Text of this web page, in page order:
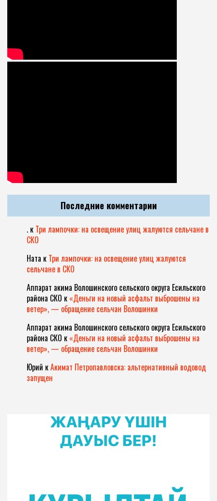
Последние комментарии
. к Три лампочки: на освещение улиц жалуются сельчане в
СКО
Ната к Три лампочки: на освещение улиц жалуются
сельчане в СКО
Аппарат акима Волошинского сельского округа Есильского
района СКО к «Деньги на новый асфальт выброшены на
ветер», — обращение сельчан Волошинки
Аппарат акима Волошинского сельского округа Есильского
района СКО к «Деньги на новый асфальт выброшены на
ветер», — обращение сельчан Волошинки
Юрий кАкимат Петропавловска: альтернативный водовод
запущен